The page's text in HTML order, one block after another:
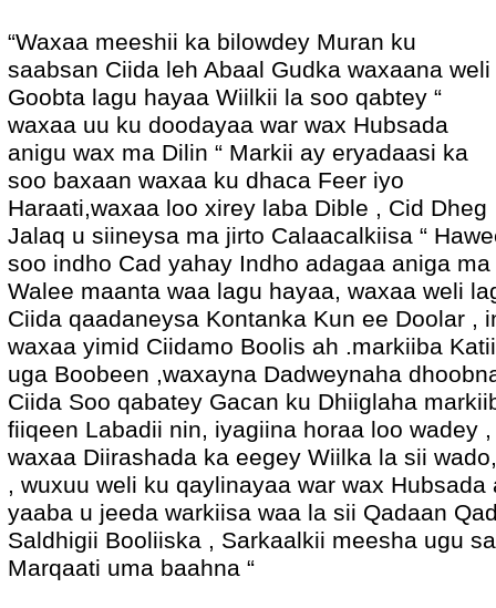
“Waxaa meeshii ka bilowdey Muran ku
saabsan Ciida leh Abaal Gudka waxaana weli
Goobta lagu hayaa Wiilkii la soo qabtey “
waxaa uu ku doodayaa war wax Hubsada
anigu wax ma Dilin “ Markii ay eryadaasi ka
soo baxaan waxaa ku dhaca Feer iyo
Haraati,waxaa loo xirey laba Dible , Cid Dheg
Jalaq u siineysa ma jirto Calaacalkiisa “
soo indho Cad yahay Indho adagaa aniga
Walee maanta waa lagu hayaa, waxaa weli
Ciida qaadaneysa Kontanka Kun ee Doolar ,
waxaa yimid Ciidamo Boolis ah .markiiba
uga Boobeen ,waxayna Dadweynaha
Ciida Soo qabatey Gacan ku Dhiiglaha
fiiqeen Labadii nin, iyagiina horaa loo wadey
waxaa Diirashada ka eegey Wiilka la sii
, wuxuu weli ku qaylinayaa war wax
yaaba u jeeda warkiisa waa la sii Qadaan
Saldhigii Booliiska , Sarkaalkii meesha ugu
Marqaati uma baahna “